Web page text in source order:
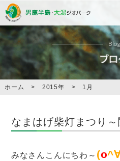
Blog
ホーム > 2015年 > 1月
なまはげ柴灯まつり
みなさんこんにちわ～ (o